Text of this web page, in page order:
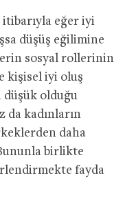
itibarıyla eğer iyi
düşüş eğilimine
sosyal rollerinin
kişisel iyi oluş
düşük olduğu
da kadınların
daha
birlikte
fayda